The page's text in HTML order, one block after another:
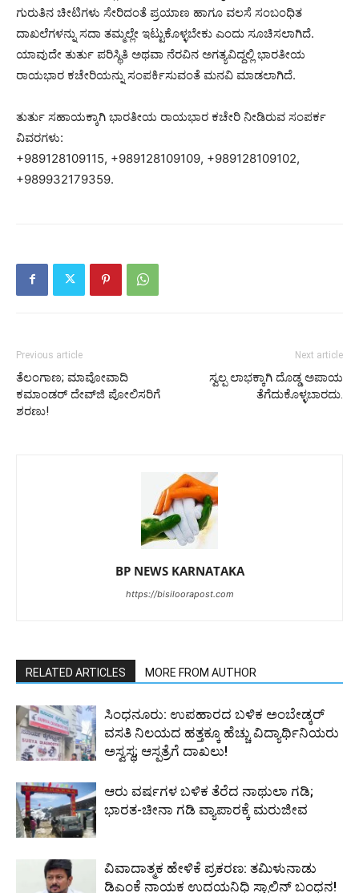
ಗುರುತಿನ ಚೀಟಿಗಳು ಸೇರಿದಂತೆ ಪ್ರಯಾಣ ಹಾಗೂ ವಲಸೆ ಸಂಬಂಧಿತ
ದಾಖಲೆಗಳನ್ನು ಸದಾ ತಮ್ಮಲ್ಲೇ ಇಟ್ಟುಕೊಳ್ಳಬೇಕು ಎಂದು ಸೂಚಿಸಲಾಗಿದೆ.
ಯಾವುದೇ ತುರ್ತು ಪರಿಸ್ಥಿತಿ ಅಥವಾ ನೆರವಿನ ಅಗತ್ಯವಿದ್ದಲ್ಲಿ ಭಾರತೀಯ
ರಾಯಭಾರ ಕಚೇರಿಯನ್ನು ಸಂಪರ್ಕಿಸುವಂತೆ ಮನವಿ ಮಾಡಲಾಗಿದೆ.
ತುರ್ತು ಸಹಾಯಕ್ಕಾಗಿ ಭಾರತೀಯ ರಾಯಭಾರ ಕಚೇರಿ ನೀಡಿರುವ ಸಂಪರ್ಕ
ವಿವರಗಳು:
+989128109115, +989128109109, +989128109102,
+989932179359.
Previous article
ತೆಲಂಗಾಣ; ಮಾವೋವಾದಿ
ಕಮಾಂಡರ್ ದೇವ್‌ಜಿ ಪೋಲಿಸರಿಗೆ
ಶರಣು!
Next article
ಸ್ವಲ್ಪ ಲಾಭಕ್ಕಾಗಿ ದೊಡ್ಡ ಅಪಾಯ
ತೆಗೆದುಕೊಳ್ಳಬಾರದು.
BP NEWS KARNATAKA
https://bisiloorapost.com
RELATED ARTICLES MORE FROM AUTHOR
ಸಿಂಧನೂರು: ಉಪಹಾರದ ಬಳಿಕ ಅಂಬೇಡ್ಕರ್
ವಸತಿ ನಿಲಯದ ಹತ್ತಕ್ಕೂ ಹೆಚ್ಚು ವಿದ್ಯಾರ್ಥಿನಿಯರು
ಅಸ್ವಸ್ಥ; ಆಸ್ಪತ್ರೆಗೆ ದಾಖಲು!
ಆರು ವರ್ಷಗಳ ಬಳಿಕ ತೆರೆದ ನಾಥುಲಾ ಗಡಿ;
ಭಾರತ-ಚೀನಾ ಗಡಿ ವ್ಯಾಪಾರಕ್ಕೆ ಮರುಜೀವ
ವಿವಾದಾತ್ಮಕ ಹೇಳಿಕೆ ಪ್ರಕರಣ: ತಮಿಳುನಾಡು
ಡಿಎಂಕೆ ನಾಯಕ ಉದಯನಿಧಿ ಸ್ಟಾಲಿನ್ ಬಂಧನ!